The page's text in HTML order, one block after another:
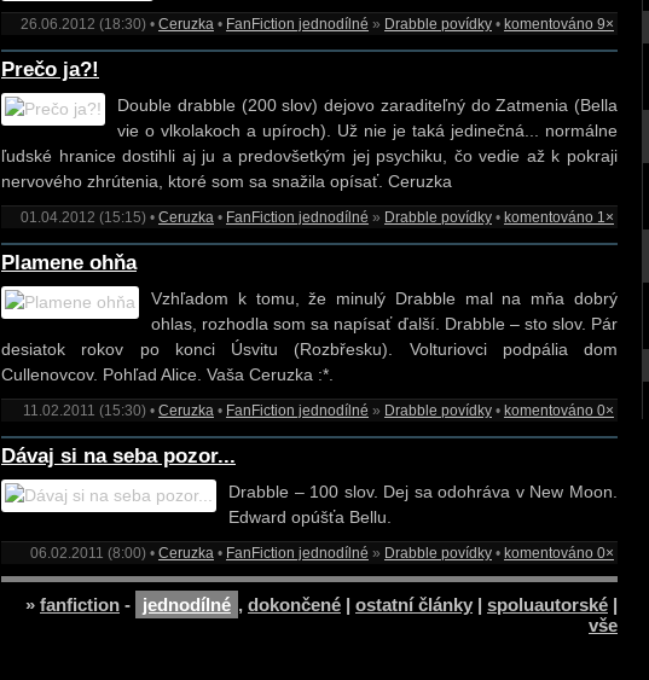
26.06.2012 (18:30) • Ceruzka • FanFiction jednodílné » Drabble povídky • komentováno 9×
Prečo ja?!
Double drabble (200 slov) dejovo zaraditeľný do Zatmenia (Bella
vie o vlkolakoch a upíroch). Už nie je taká jedinečná... normálne
ľudské hranice dostihli aj ju a predovšetkým jej psychiku, čo vedie až k pokraji
nervového zhrútenia, ktoré som sa snažila opísať. Ceruzka
01.04.2012 (15:15) • Ceruzka • FanFiction jednodílné » Drabble povídky • komentováno 1×
Plamene ohňa
Vzhľadom k tomu, že minulý Drabble mal na mňa dobrý
ohlas, rozhodla som sa napísať ďalší. Drabble – sto slov. Pár
desiatok rokov po konci Úsvitu (Rozbřesku). Volturiovci podpália dom
Cullenovcov. Pohľad Alice. Vaša Ceruzka :*.
11.02.2011 (15:30) • Ceruzka • FanFiction jednodílné » Drabble povídky • komentováno 0×
Dávaj si na seba pozor...
Drabble – 100 slov. Dej sa odohráva v New Moon.
Edward opúšťa Bellu.
06.02.2011 (8:00) • Ceruzka • FanFiction jednodílné » Drabble povídky • komentováno 0×
» fanfiction - jednodílné , dokončené | ostatní články | spoluautorské |
vše